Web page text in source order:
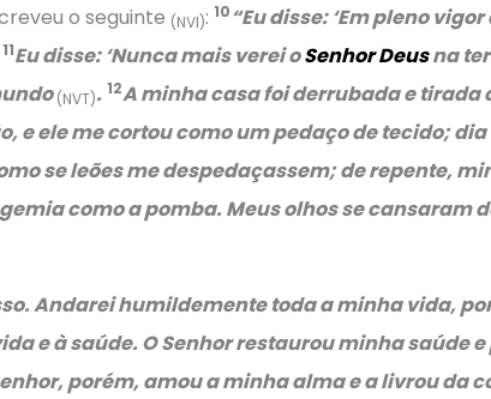
o seguinte (NVI): 10“Eu disse: ‘Em pleno
11Eu disse: ‘Nunca mais verei oSenhor Deusna
(NVT). 12A minha casa foi derrubada e tirada
e ele me cortou como um pedaço de tecido; dia
se leões me despedaçassem; de repente,
como a pomba. Meus olhos se cansaram
Andarei humildemente toda a minha vida,
e à saúde. O Senhor restaurou minha saúde
porém, amou a minha alma e a livrou da